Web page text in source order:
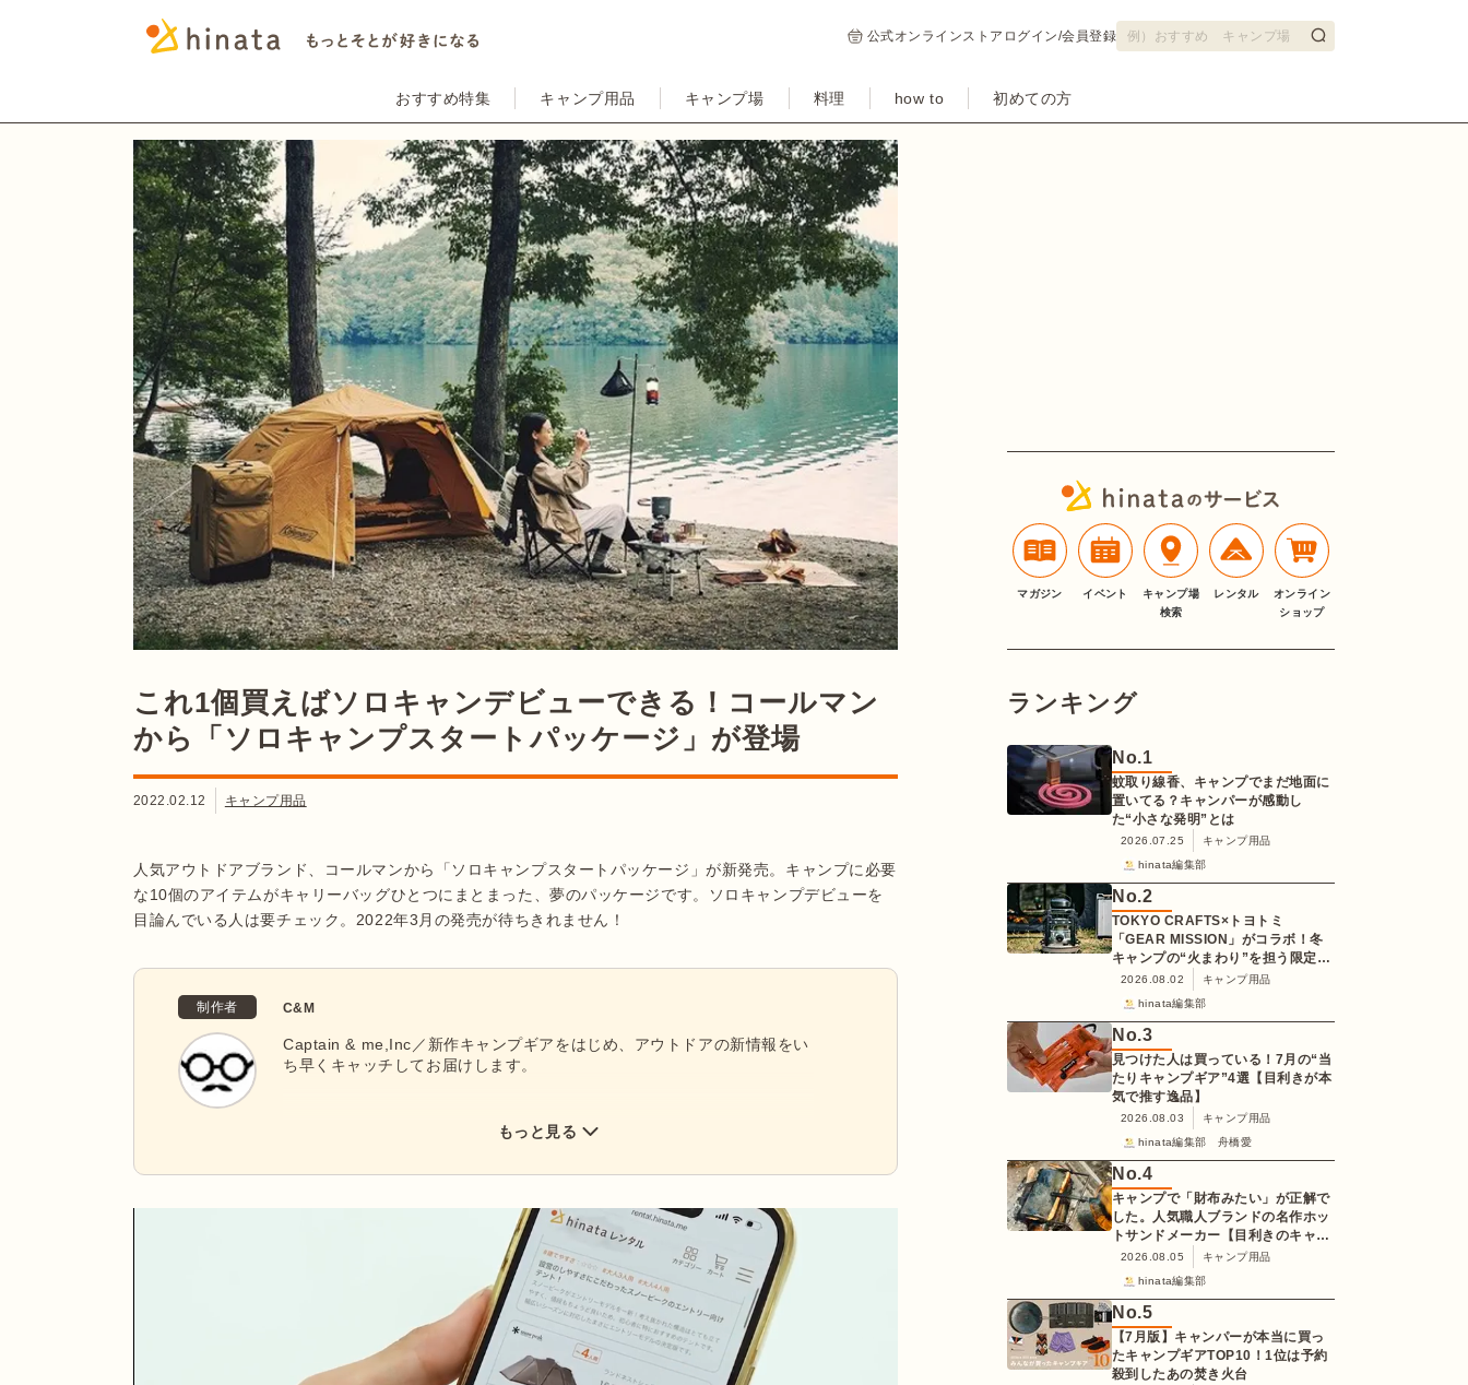
公式オンラインストア ログイン/会員登録
おすすめ特集 キャンプ用品 キャンプ場 料理 how to 初めての方
これ1個買えばソロキャンデビューできる！コールマン
から「ソロキャンプスタートパッケージ」が登場
2022.02.12 キャンプ用品
人気アウトドアブランド、コールマンから「ソロキャンプスタートパッケージ」が新発売。キャンプに必要
な10個のアイテムがキャリーバッグひとつにまとまった、夢のパッケージです。ソロキャンプデビューを
目論んでいる人は要チェック。2022年3月の発売が待ちきれません！
制作者 C&M
Captain & me,Inc／新作キャンプギアをはじめ、アウトドアの新情報をい
ち早くキャッチしてお届けします。
もっと見る
マガジン イベント
キャンプ場
検索
レンタル
オンライン
ショップ
ランキング
No.1
蚊取り線香、キャンプでまだ地面に
置いてる？キャンパーが感動し
た“小さな発明”とは
2026.07.25
キャンプ用品
hinata編集部
No.2
TOKYO CRAFTS×トヨトミ
「GEAR MISSION」がコラボ！冬
キャンプの“火まわり”を担う限定
K3クッキングストーブが登場
2026.08.02
キャンプ用品
hinata編集部
No.3
見つけた人は買っている！7月の“当
たりキャンプギア”4選【目利きが本
気で推す逸品】
2026.08.03
キャンプ用品
hinata編集部 舟橋愛
No.4
キャンプで「財布みたい」が正解で
した。人気職人ブランドの名作ホッ
トサンドメーカー【目利きのキャン
プギア】
2026.08.05
キャンプ用品
hinata編集部
No.5
【7月版】キャンパーが本当に買っ
たキャンプギアTOP10！1位は予約
殺到したあの焚き火台